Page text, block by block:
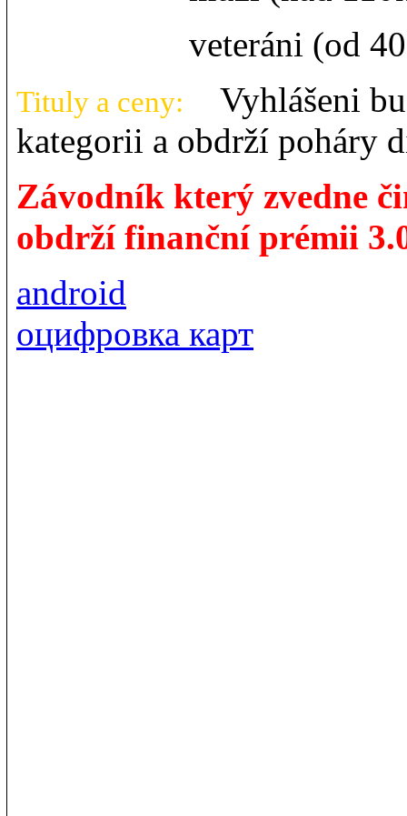
veteráni (od 40
Tituly a ceny:
Vyhlášeni
kategorii a obdrží poháry
Závodník který zvedne
obdrží finanční prémii
android
оцифровка карт